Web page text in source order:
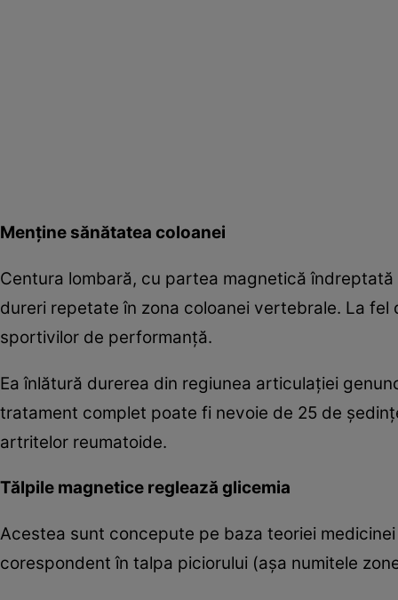
Menţine sănătatea coloanei
Centura lombară, cu partea magnetică
dureri repetate în zona coloanei vertebrale. La
sportivilor de performanţă.
Ea înlătură durerea din regiunea articulaţiei
tratament complet poate fi nevoie de 25 de
artritelor reumatoide.
Tălpile magnetice reglează glicemia
Acestea sunt concepute pe baza teoriei
corespondent în talpa piciorului (aşa numitele